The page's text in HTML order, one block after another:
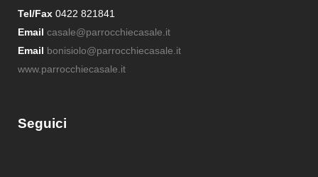
Tel/Fax 0422 821841
Email casale@parrocchiecasale.it
Email bonisiolo@parrocchiecasale.it
www.parrocchiecasale.it
Seguici